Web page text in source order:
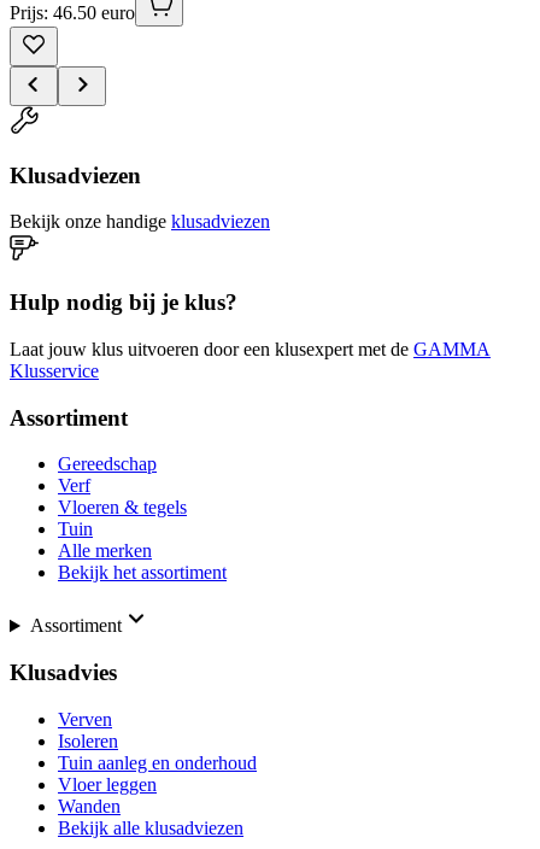
Prijs: 46.50 euro
Klusadviezen
Bekijk onze handige klusadviezen
Hulp nodig bij je klus?
Laat jouw klus uitvoeren door een klusexpert met de GAMMA
Klusservice
Assortiment
Gereedschap
Verf
Vloeren & tegels
Tuin
Alle merken
Bekijk het assortiment
Assortiment
Klusadvies
Verven
Isoleren
Tuin aanleg en onderhoud
Vloer leggen
Wanden
Bekijk alle klusadviezen